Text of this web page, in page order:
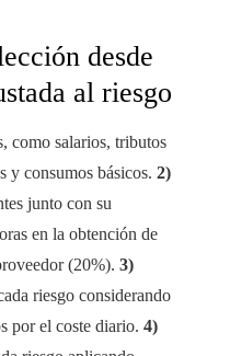
desde
al riesgo
como salarios, tributos
y consumos básicos. 2)
junto con su
en la obtención de
(20%). 3)
riesgo considerando
por el coste diario. 4)